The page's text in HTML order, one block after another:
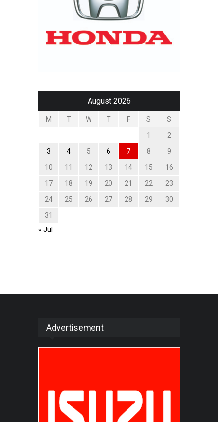
August 2026
M T W T F S S
1 2
3 4 5 6 7 8 9
10 11 12 13 14 15 16
17 18 19 20 21 22 23
24 25 26 27 28 29 30
31
« Jul
Advertisement